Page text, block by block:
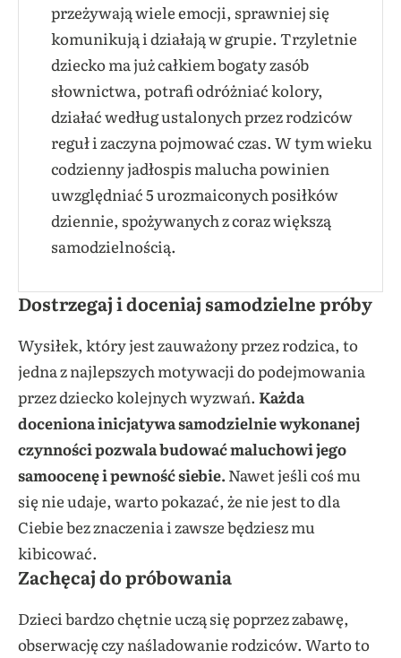
przeżywają wiele emocji, sprawniej się
komunikują i działają w grupie. Trzyletnie
dziecko ma już całkiem bogaty zasób
słownictwa, potrafi odróżniać kolory,
działać według ustalonych przez rodziców
reguł i zaczyna pojmować czas. W tym wieku
codzienny jadłospis malucha powinien
uwzględniać 5 urozmaiconych posiłków
dziennie, spożywanych z coraz większą
samodzielnością.
Dostrzegaj i doceniaj samodzielne próby
Wysiłek, który jest zauważony przez rodzica, to
jedna z najlepszych motywacji do podejmowania
przez dziecko kolejnych wyzwań. Każda
doceniona inicjatywa samodzielnie wykonanej
czynności pozwala budować maluchowi jego
samoocenę i pewność siebie. Nawet jeśli coś mu
się nie udaje, warto pokazać, że nie jest to dla
Ciebie bez znaczenia i zawsze będziesz mu
kibicować.
Zachęcaj do próbowania
Dzieci bardzo chętnie uczą się poprzez zabawę,
obserwację czy naśladowanie rodziców. Warto to